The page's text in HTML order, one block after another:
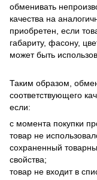
обменивать
качества на
приобретен, если
габариту, фасону,
может быть
Таким образом,
соответствующего
если:
с момента покупки
товар не
сохраненный
свойства;
товар не входит в